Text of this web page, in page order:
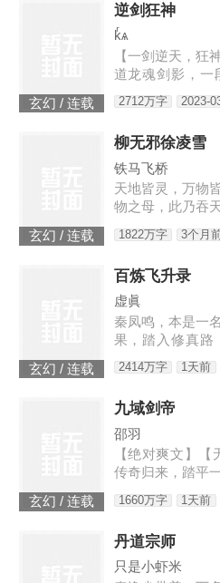
玄幻 / 连载
逆剑狂神
kͬѧ
【一剑逆天，狂
道龙魂剑影，一
峰，唯我林轩傲
2712万字 2023-
玄幻 / 连载
柳无邪徐凌雪
铁马飞桥
天地皆灵，万物
物之母，此乃吞
神，踏天之路！
1822万字 3个月
玄幻 / 连载
百炼飞升录
虚眞
秦凤鸣，本是一
果，踏入修真路
赋，只身闯荡荆
利非常，但却是
2414万字 1天前
玄幻 / 连载
九域剑帝
邵羽
【绝对爽文】
传奇归来，踏
不犯人，人若
1660万字 1天前
丹道宗师
只是小虾米